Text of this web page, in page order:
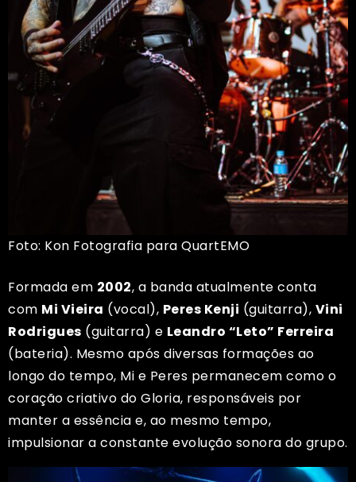
Foto: Kon Fotografia para QuartEMO
Formada em 2002, a banda atualmente conta
com Mi Vieira (vocal), Peres Kenji (guitarra), Vini
Rodrigues (guitarra) e Leandro “Leto” Ferreira
(bateria). Mesmo após diversas formações ao
longo do tempo, Mi e Peres permanecem como o
coração criativo do Gloria, responsáveis por
manter a essência e, ao mesmo tempo,
impulsionar a constante evolução sonora do grupo.